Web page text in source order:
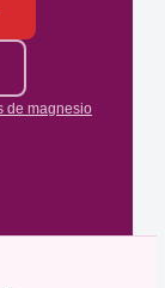
de magnesio